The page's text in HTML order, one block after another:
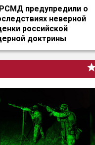
предупредили о
неверной
российской
доктрины